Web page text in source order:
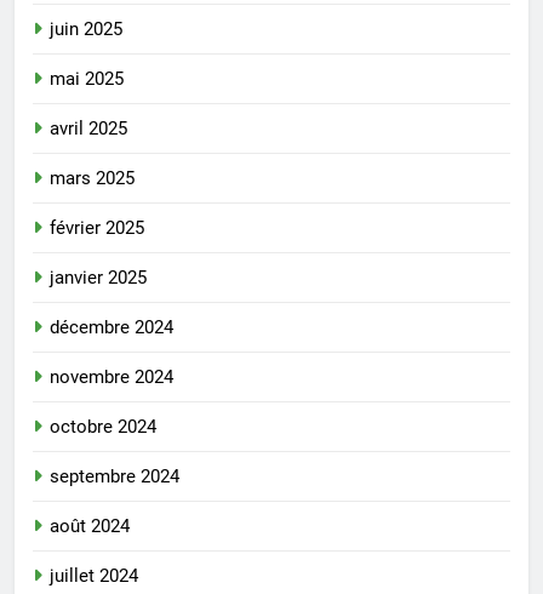
juin 2025
mai 2025
avril 2025
mars 2025
février 2025
janvier 2025
décembre 2024
novembre 2024
octobre 2024
septembre 2024
août 2024
juillet 2024